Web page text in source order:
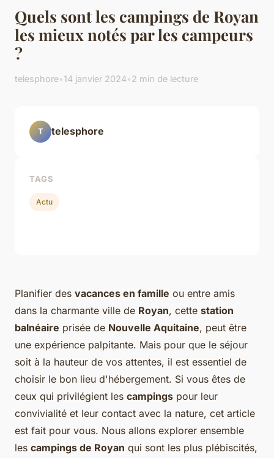
Quels sont les campings de Royan
les mieux notés par les campeurs
?
telesphore•14 janvier 2024•2 min de lecture
Planifier des vacances en famille ou entre amis
dans la charmante ville de Royan, cette station
balnéaire prisée de Nouvelle Aquitaine, peut être
une expérience palpitante. Mais pour que le séjour
soit à la hauteur de vos attentes, il est essentiel de
choisir le bon lieu d'hébergement. Si vous êtes de
ceux qui privilégient les campings pour leur
convivialité et leur contact avec la nature, cet article
est fait pour vous. Nous allons explorer ensemble
les campings de Royan qui sont les plus plébiscités,
T telesphore
TAGS
Actu